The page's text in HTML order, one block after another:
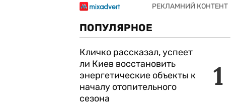
ПОПУЛЯРНОЕ
1
Кличко рассказал, успеет
ли Киев восстановить
энергетические объекты к
началу отопительного
сезона